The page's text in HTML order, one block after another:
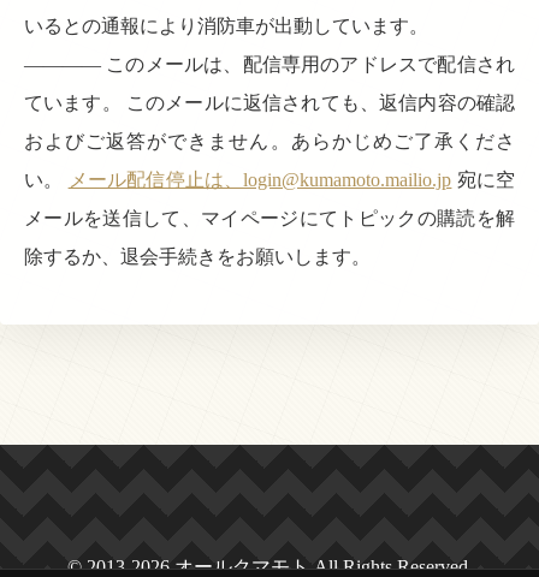
いるとの通報により消防車が出動しています。
———— このメールは、配信専用のアドレスで配信され
ています。 このメールに返信されても、返信内容の確認
およびご返答ができません。あらかじめご了承くださ
い。
メール配信停止は、login@kumamoto.mailio.jp 宛に空
メールを送信して、マイページにてトピックの購読を解
除するか、退会手続きをお願いします。
© 2013-2026 オールクマモト All Rights Reserved.